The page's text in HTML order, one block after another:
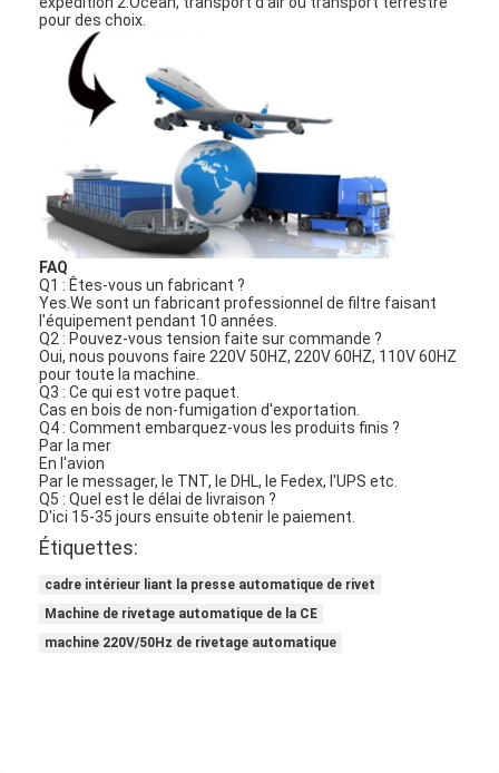
Produits
Vidéos
À propos de nous
Visite de l'usine
Contrôle de la qualité
Nous contacter
Nouvelles
Parlez Maintenant.
Filtre à air faisant la machine
pour des choix.
FAQ
Q1 : Êtes-vous un fabricant ?
Yes.We sont un fabricant professionnel de filtre faisant
l'équipement pendant 10 années.
Q2 : Pouvez-vous tension faite sur commande ?
Oui, nous pouvons faire 220V 50HZ, 220V 60HZ, 110V 60HZ
pour toute la machine.
Q3 : Ce qui est votre paquet.
Cas en bois de non-fumigation d'exportation.
Q4 : Comment embarquez-vous les produits finis ?
Par la mer
En l'avion
Par le messager, le TNT, le DHL, le Fedex, l'UPS etc.
Q5 : Quel est le délai de livraison ?
D'ici 15-35 jours ensuite obtenir le paiement.
Étiquettes:
cadre intérieur liant la presse automatique de rivet
Machine de rivetage automatique de la CE
machine 220V/50Hz de rivetage automatique